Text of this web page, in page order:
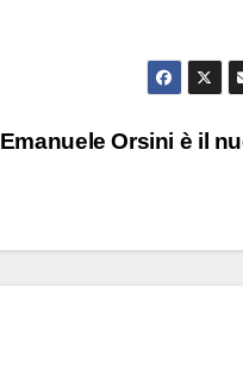
Emanuele Orsini è il